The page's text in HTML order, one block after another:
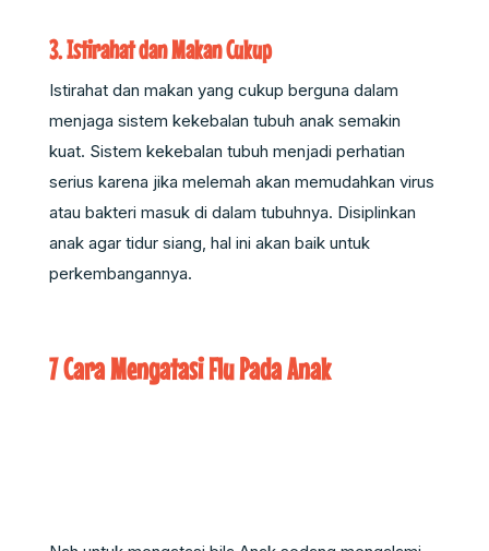
3. Istirahat dan Makan Cukup
Istirahat dan makan yang cukup berguna dalam
menjaga sistem kekebalan tubuh anak semakin
kuat. Sistem kekebalan tubuh menjadi perhatian
serius karena jika melemah akan memudahkan virus
atau bakteri masuk di dalam tubuhnya. Disiplinkan
anak agar tidur siang, hal ini akan baik untuk
perkembangannya.
7 Cara Mengatasi Flu Pada Anak